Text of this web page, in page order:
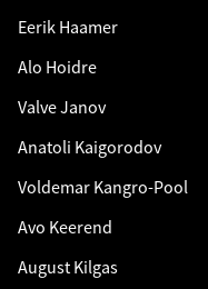
Eerik Haamer
Alo Hoidre
Valve Janov
Anatoli Kaigorodov
Voldemar Kangro-Pool
Avo Keerend
August Kilgas